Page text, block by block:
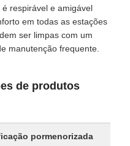
respirável e amigável
em todas as estações
ser limpas com um
manutenção frequente.
de produtos
pormenorizada